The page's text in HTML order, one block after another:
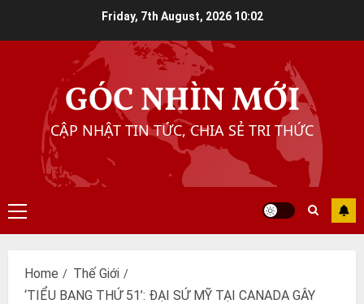
Friday, 7th August, 2026 10:02
GÓC NHÌN MỚI
CẬP NHẬT TIN TỨC, CHIA SẺ TRI THỨC
Primary
Menu
Home
Thế Giới
‘TIỂU BANG THỨ 51’: ĐẠI SỨ MỸ TẠI CANADA GÂY